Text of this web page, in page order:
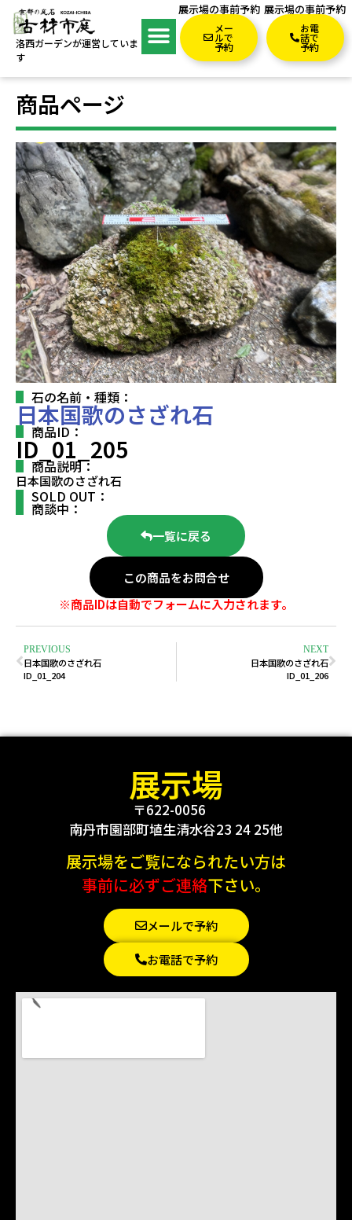
洛西ガーデンが運営していま
す
展示場の事前予約
メー
ルで
予約
展示場の事前予約
お電
話で
予約
商品ページ
石の名前・種類：
日本国歌のさざれ石
商品ID：
ID_01_205
商品説明：
日本国歌のさざれ石
SOLD OUT：
商談中：
一覧に戻る
この商品をお問合せ
※商品IDは自動でフォームに入力されます。
PREVIOUS
日本国歌のさざれ石
ID_01_204
NEXT
日本国歌のさざれ石
ID_01_206
展示場
〒622-0056
南丹市園部町埴生清水谷23 24 25他
展示場をご覧になられたい方は
事前に必ずご連絡下さい。
メールで予約
お電話で予約